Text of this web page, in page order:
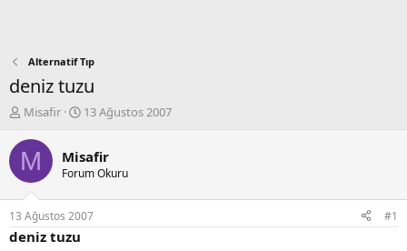
Alternatif Tıp
deniz tuzu
K
n
b
y
u
b
a
Misafir
B
l
a
g
ı
13 Ağustos 2007
M Misafir
Forum Okuru
13 Ağustos 2007 #1
deniz tuzu